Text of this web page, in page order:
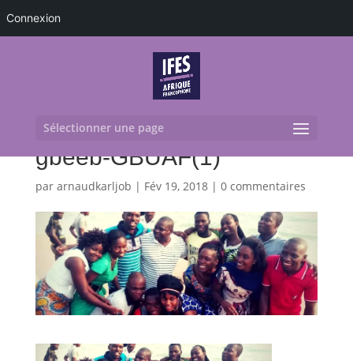
Connexion
Sélectionner une page
gbeeb-GBUAF(1)
par arnaudkarljob | Fév 19, 2018| 0 commentaires